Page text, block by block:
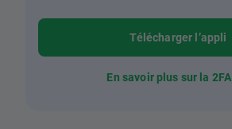
Télécharger l’appli
En savoir plus sur la 2FA